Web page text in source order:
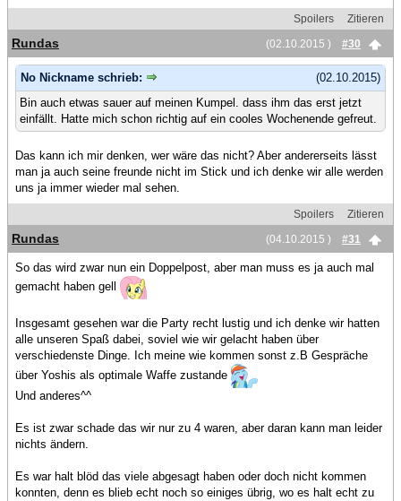
Spoilers
Zitieren
(02.10.2015 )
#30
Rundas
(02.10.2015)
No Nickname schrieb:
Bin auch etwas sauer auf meinen Kumpel. dass ihm das erst jetzt
einfällt. Hatte mich schon richtig auf ein cooles Wochenende gefreut.
Das kann ich mir denken, wer wäre das nicht? Aber andererseits lässt
man ja auch seine freunde nicht im Stick und ich denke wir alle werden
uns ja immer wieder mal sehen.
Spoilers
Zitieren
(04.10.2015 )
#31
Rundas
So das wird zwar nun ein Doppelpost, aber man muss es ja auch mal
gemacht haben gell
Insgesamt gesehen war die Party recht lustig und ich denke wir hatten
alle unseren Spaß dabei, soviel wie wir gelacht haben über
verschiedenste Dinge. Ich meine wie kommen sonst z.B Gespräche
über Yoshis als optimale Waffe zustande
Und anderes^^
Es ist zwar schade das wir nur zu 4 waren, aber daran kann man leider
nichts ändern.
Es war halt blöd das viele abgesagt haben oder doch nicht kommen
konnten, denn es blieb echt noch so einiges übrig, wo es halt echt zu